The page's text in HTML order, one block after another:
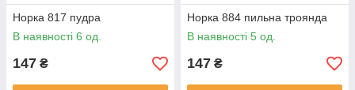
Норка 817 пудра
В наявності 6 од.
147 ₴
Норка 884 пильна троянда
В наявності 5 од.
147 ₴